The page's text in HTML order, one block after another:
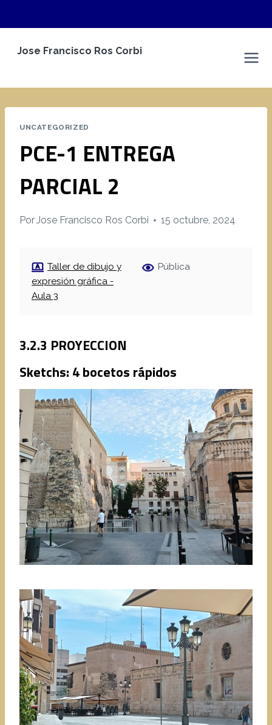
Jose Francisco Ros Corbi
UNCATEGORIZED
PCE-1 ENTREGA
PARCIAL 2
PorJose Francisco Ros Corbi 15 octubre, 2024
Taller de dibujo y
expresión gráfica -
Aula 3
Pública
3.2.3 PROYECCION
Sketchs: 4 bocetos rápidos